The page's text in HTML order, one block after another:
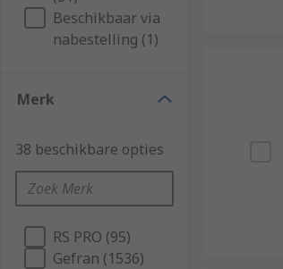
Beschikbaar via
nabestelling (1)
Merk
38 beschikbare opties
RS PRO (95)
Gefran (1536)